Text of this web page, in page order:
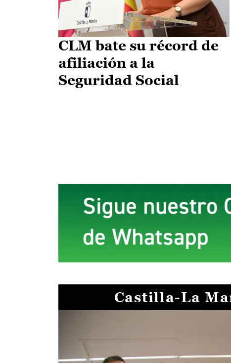
CLM bate su récord de
afiliación a la
Seguridad Social
Castilla-La